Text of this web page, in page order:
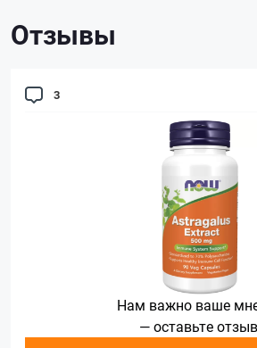
Отзывы
3
Нам важно ваше
— оставьте